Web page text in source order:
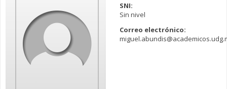
SNI:
Sin nivel
Correo electrónico: